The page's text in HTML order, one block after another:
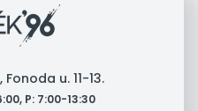
u. 11-13.
P: 7:00-13:30